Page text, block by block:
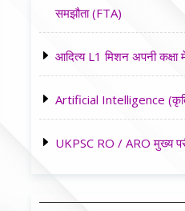
समझौता (FTA)
आदित्य L1 मिशन अपनी कक्षा
Artificial Intelligence
UKPSC RO / ARO मुख्य